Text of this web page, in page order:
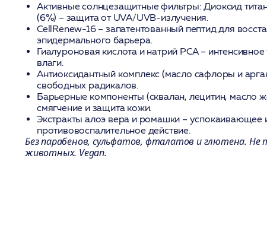
Активные солнцезащитные фильтры: Диоксид
(6%) – защита от UVA/UVB-излучения.
CellRenew-16– запатентованный пептид для
эпидермального барьера.
Гиалуроновая кислота и натрий PCA–
влаги.
Антиоксидантный комплекс (масло сафлоры и
свободных радикалов.
Барьерные компоненты (сквалан, лецитин, масло
смягчение и защита кожи.
Экстракты алоэ вера и ромашки – успокаивающее
противовоспалительное действие.
Без парабенов, сульфатов, фталатов и глютена. Не
животных. Vegan.